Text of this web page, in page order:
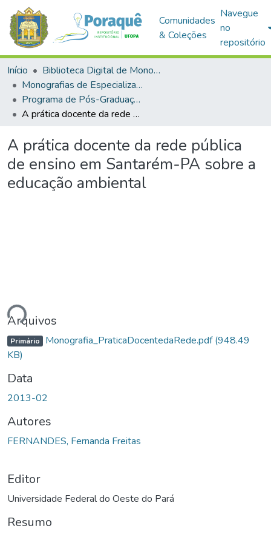
Comunidades
& Coleções
Navegue
no
repositório
Início
Biblioteca Digital de Monografias (BDM)
Monografias de Especialização
Programa de Pós-Graduação em Sociedade, Meio Ambiente e Desenvolvimento Sustentável na Amazônia
A prática docente da rede pública de ensino em Santarém-PA sobre a educação ambiental
A prática docente da rede pública
de ensino em Santarém-PA sobre a
educação ambiental
Arquivos
Primário Monografia_PraticaDocentedaRede.pdf(948.49
KB)
Data
2013-02
Autores
FERNANDES, Fernanda Freitas
Editor
Universidade Federal do Oeste do Pará
Resumo